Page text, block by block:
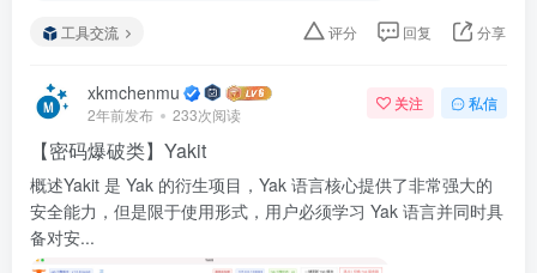
工具交流 评分 回复 分享
xkmchenmu
2年前发布 233次阅读
关注 私信
【密码爆破类】Yakit
概述Yakit 是 Yak 的衍生项目，Yak 语言核心提供了非常强大的
安全能力，但是限于使用形式，用户必须学习 Yak 语言并同时具
备对安...